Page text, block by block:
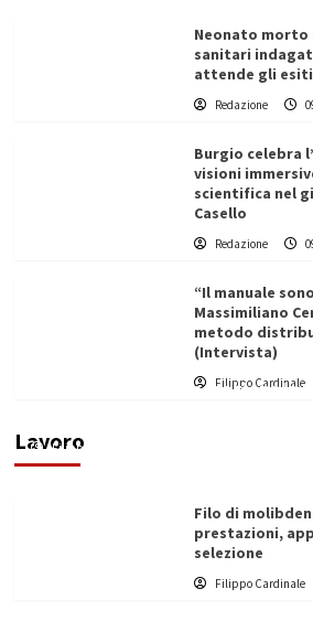
Neonato
sanitari
attende gli
Redazione
Burgio celebra
visioni
scientifica nel
Casello
Redazione
“Il manuale
Massimiliano
metodo
(Intervista)
Filippo Cardinale
Lavoro
L’ingegnere saccense
di un progetto transnazionale
Filippo Cardinale
Filo di
prestazioni,
selezione
Filippo Cardinale